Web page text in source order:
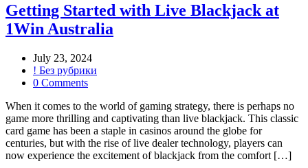
Getting Started with Live Blackjack at
1Win Australia
July 23, 2024
! Без рубрики
0 Comments
When it comes to the world of gaming strategy, there is perhaps no
game more thrilling and captivating than live blackjack. This classic
card game has been a staple in casinos around the globe for
centuries, but with the rise of live dealer technology, players can
now experience the excitement of blackjack from the comfort […]